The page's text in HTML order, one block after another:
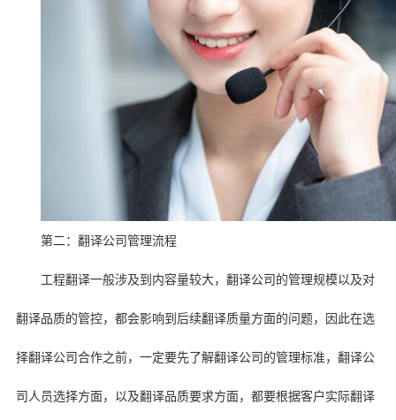
第二：翻译公司管理流程
工程翻译一般涉及到内容量较大，翻译公司的管理规模以及对
翻译品质的管控，都会影响到后续翻译质量方面的问题，因此在选
择翻译公司合作之前，一定要先了解翻译公司的管理标准，翻译公
司人员选择方面，以及翻译品质要求方面，都要根据客户实际翻译